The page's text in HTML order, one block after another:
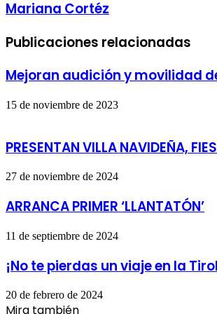
Mariana Cortéz
Publicaciones relacionadas
Mejoran audición y movilidad
15 de noviembre de 2023
PRESENTAN VILLA NAVIDEÑA,
27 de noviembre de 2024
ARRANCA PRIMER ‘LLANTATÓN’
11 de septiembre de 2024
¡No te pierdas un viaje en la
20 de febrero de 2024
Mira también